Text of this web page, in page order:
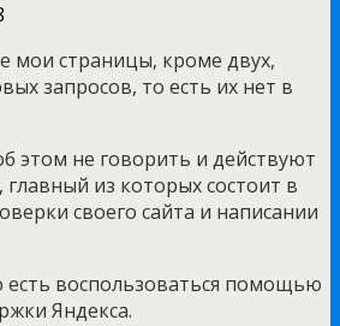
мои страницы, кроме двух,
запросов, то есть их нет в
этом не говорить и действуют
из которых состоит в
своего сайта и написании
есть воспользоваться помощью
Яндекса.